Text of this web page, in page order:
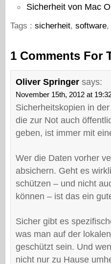
Sicherheit von Mac
Tags : sicherheit, software,
1 Comments For
Oliver Springer says:
November 15th, 2012 at
Sicherheitskopien in
die zur Not auch
geben, ist immer mit
Wer die Daten vorher
absichern. Geht es
schützen – und nicht
können – ist das ein
Sicher gibt es
was man auf der
geschützt sein. Und
nicht nur zu Hause